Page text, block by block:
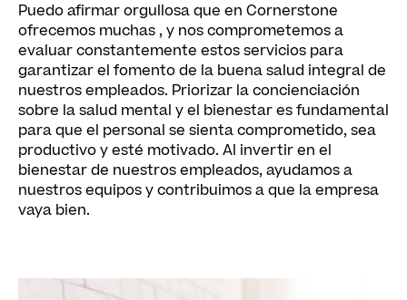
Puedo afirmar orgullosa que en Cornerstone
ofrecemos muchas , y nos comprometemos a
evaluar constantemente estos servicios para
garantizar el fomento de la buena salud integral de
nuestros empleados. Priorizar la concienciación
sobre la salud mental y el bienestar es fundamental
para que el personal se sienta comprometido, sea
productivo y esté motivado. Al invertir en el
bienestar de nuestros empleados, ayudamos a
nuestros equipos y contribuimos a que la empresa
vaya bien.